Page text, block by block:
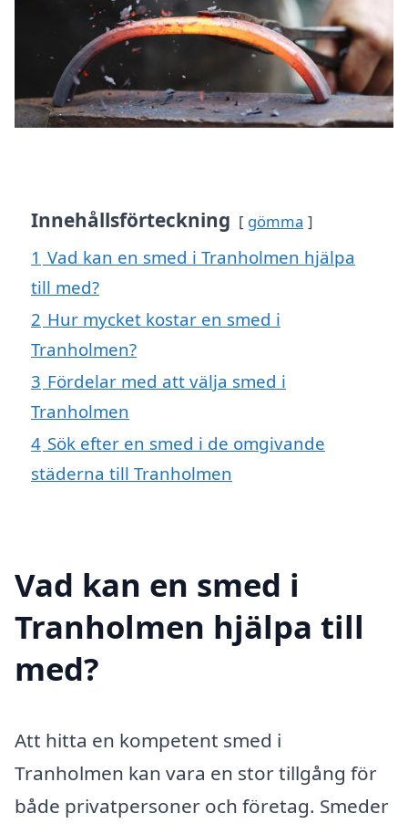
Innehållsförteckning gömma
1 Vad kan en smed i Tranholmen hjälpa
till med?
2 Hur mycket kostar en smed i
Tranholmen?
3 Fördelar med att välja smed i
Tranholmen
4 Sök efter en smed i de omgivande
städerna till Tranholmen
Vad kan en smed i
Tranholmen hjälpa till
med?
Att hitta en kompetent smed i
Tranholmen kan vara en stor tillgång för
både privatpersoner och företag. Smeder